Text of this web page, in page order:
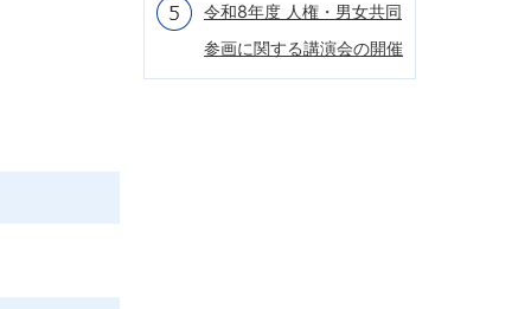
令和8年度 人権・男女共同
参画に関する講演会の開催